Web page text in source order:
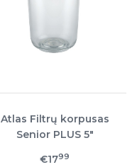
Atlas Filtrų korpusas
Senior PLUS 5"
€1799